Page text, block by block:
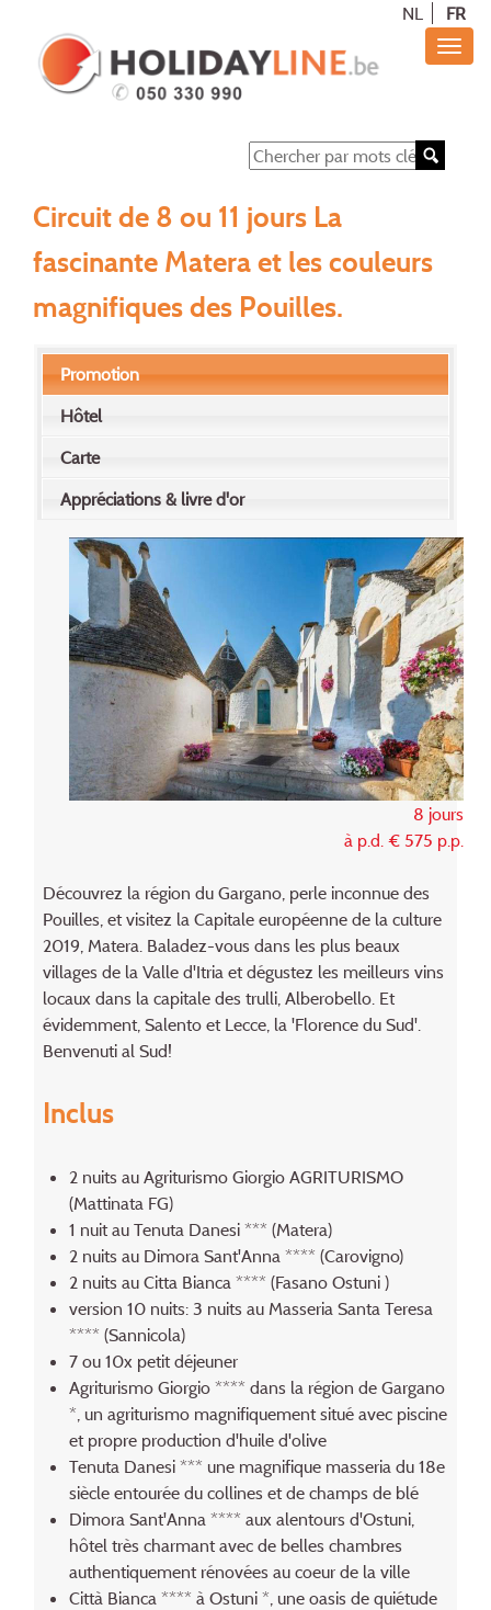
NL FR
Circuit de 8 ou 11 jours La
fascinante Matera et les couleurs
magnifiques des Pouilles.
Promotion
Hôtel
Carte
Appréciations & livre d'or
8 jours
à p.d. € 575 p.p.
Découvrez la région du Gargano, perle inconnue des
Pouilles, et visitez la Capitale européenne de la culture
2019, Matera. Baladez-vous dans les plus beaux
villages de la Valle d'Itria et dégustez les meilleurs vins
locaux dans la capitale des trulli, Alberobello. Et
évidemment, Salento et Lecce, la 'Florence du Sud'.
Benvenuti al Sud!
Inclus
2 nuits au Agriturismo Giorgio AGRITURISMO
(Mattinata FG)
1 nuit au Tenuta Danesi *** (Matera)
2 nuits au Dimora Sant'Anna **** (Carovigno)
2 nuits au Citta Bianca **** (Fasano Ostuni )
version 10 nuits: 3 nuits au Masseria Santa Teresa
**** (Sannicola)
7 ou 10x petit déjeuner
Agriturismo Giorgio **** dans la région de Gargano
*, un agriturismo magnifiquement situé avec piscine
et propre production d'huile d'olive
Tenuta Danesi *** une magnifique masseria du 18e
siècle entourée du collines et de champs de blé
Dimora Sant'Anna **** aux alentours d'Ostuni,
hôtel très charmant avec de belles chambres
authentiquement rénovées au coeur de la ville
Città Bianca **** à Ostuni *, une oasis de quiétude